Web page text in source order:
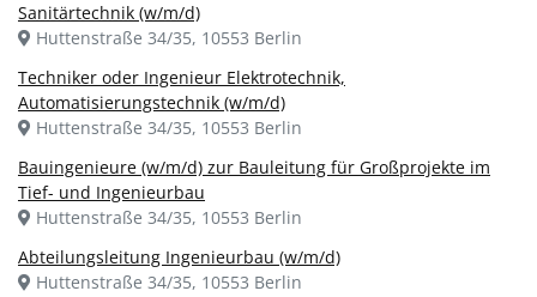
Sanitärtechnik (w/m/d)
Huttenstraße 34/35, 10553 Berlin
Techniker oder Ingenieur Elektrotechnik,
Automatisierungstechnik (w/m/d)
Huttenstraße 34/35, 10553 Berlin
Bauingenieure (w/m/d) zur Bauleitung für Großprojekte im
Tief- und Ingenieurbau
Huttenstraße 34/35, 10553 Berlin
Abteilungsleitung Ingenieurbau (w/m/d)
Huttenstraße 34/35, 10553 Berlin